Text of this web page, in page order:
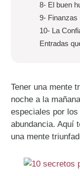
8- El buen
9- Finanzas
10- La
Entradas
Tener una mente
noche a la
especiales por
abundancia. Aquí
una mente